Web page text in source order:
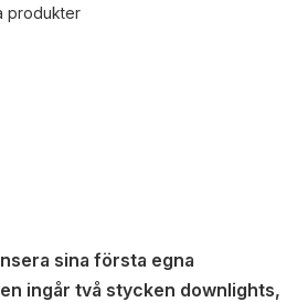
sina första egna
ingår två stycken downlights,